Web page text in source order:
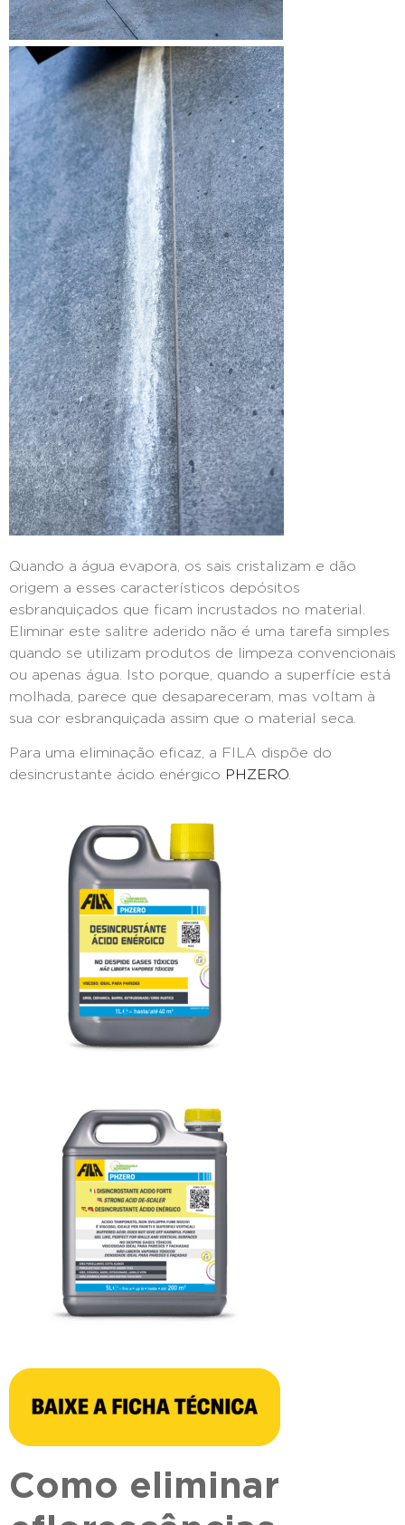
Quando a água evapora, os sais cristalizam e dão
origem a esses característicos depósitos
esbranquiçados que ficam incrustados no material.
Eliminar este salitre aderido não é uma tarefa simples
quando se utilizam produtos de limpeza convencionais
ou apenas água. Isto porque, quando a superfície está
molhada, parece que desapareceram, mas voltam à
sua cor esbranquiçada assim que o material seca.
Para uma eliminação eficaz, a FILA dispõe do
desincrustante ácido enérgico PHZERO
Como eliminar